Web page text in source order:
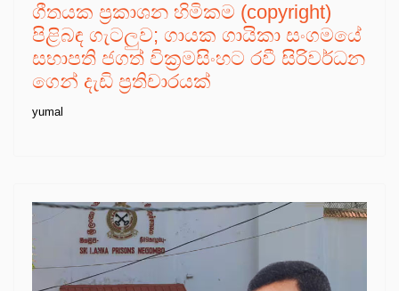
ගීතයක ප්‍රකාශන හිමිකම (copyright)
පිළිබඳ ගැටලුව; ගායක ගායිකා සංගමයේ
සභාපති ජගත් වික්‍රමසිංහට රවී සිරිවර්ධන
ගෙන් දැඩි ප්‍රතිචාරයක්
yumal